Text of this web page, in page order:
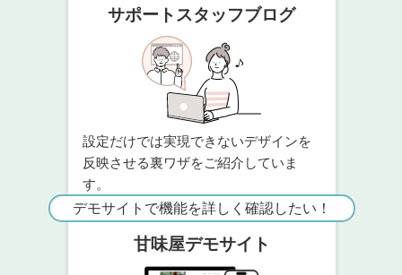
サポートスタッフブログ
設定だけでは実現できないデザインを
反映させる裏ワザをご紹介していま
す。
デモサイトで機能を詳しく確認したい！
甘味屋デモサイト